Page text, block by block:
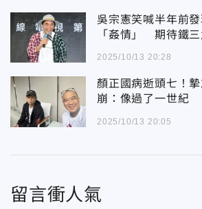
吳宗憲笑喊半年前
「姦情」 期待鐵
2025/10/13 20:28
顏正國病逝頭七！
崩：像過了一世紀
2025/10/13 20:05
留言衝人氣